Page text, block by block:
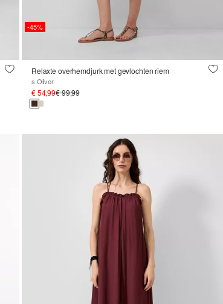
-45%
Relaxte overhemdjurk met gevlochten riem
s.Oliver
€ 54,99€ 99,99